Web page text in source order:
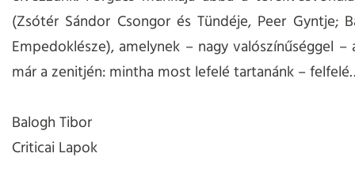
(Zsótér Sándor Csongor és Tündéje, Peer Gyntje;
Empedoklésze), amelynek – nagy valószínűséggel
már a zenitjén: mintha most lefelé tartanánk –
Balogh Tibor
Criticai Lapok